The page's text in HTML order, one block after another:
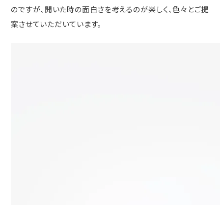
のですが、開いた時の面白さを考えるのが楽しく、色々とご提
案させていただいています。